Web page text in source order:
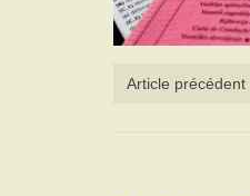
Article précédent